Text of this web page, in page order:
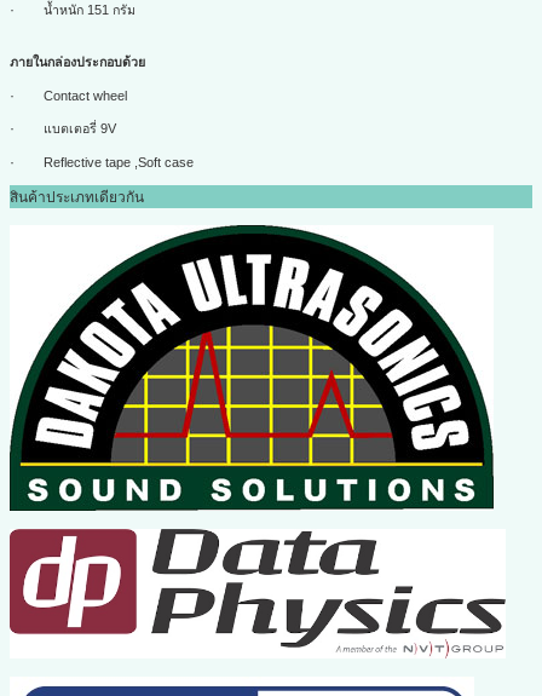
· น้ำหนัก 151 กรัม
ภายในกล่องประกอบด้วย
· Contact wheel
· แบตเตอรี่ 9V
· Reflective tape , Soft case
สินค้าประเภทเดียวกัน